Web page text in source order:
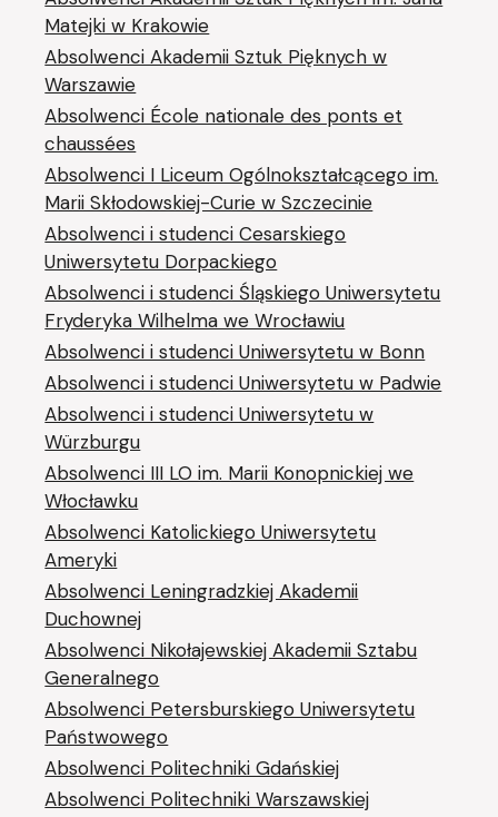
Matejki w Krakowie
Absolwenci Akademii Sztuk Pięknych w
Warszawie
Absolwenci École nationale des ponts et
chaussées
Absolwenci I Liceum Ogólnokształcącego im.
Marii Skłodowskiej-Curie w Szczecinie
Absolwenci i studenci Cesarskiego
Uniwersytetu Dorpackiego
Absolwenci i studenci Śląskiego Uniwersytetu
Fryderyka Wilhelma we Wrocławiu
Absolwenci i studenci Uniwersytetu w Bonn
Absolwenci i studenci Uniwersytetu w Padwie
Absolwenci i studenci Uniwersytetu w
Würzburgu
Absolwenci III LO im. Marii Konopnickiej we
Włocławku
Absolwenci Katolickiego Uniwersytetu
Ameryki
Absolwenci Leningradzkiej Akademii
Duchownej
Absolwenci Nikołajewskiej Akademii Sztabu
Generalnego
Absolwenci Petersburskiego Uniwersytetu
Państwowego
Absolwenci Politechniki Gdańskiej
Absolwenci Politechniki Warszawskiej